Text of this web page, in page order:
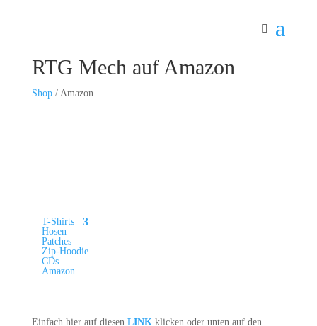
RTG Mech auf Amazon
Shop/ Amazon
T-Shirts
Hosen
Patches
Zip-Hoodie
CDs
Amazon
Einfach hier auf diesen LINKklicken oder unten auf den